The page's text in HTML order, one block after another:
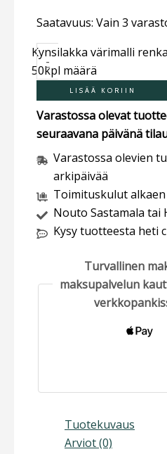
Saatavuus: Vain 3
-
Kynsilakka värimalli
50kpl määrä
LISÄÄ KORIIN
Varastossa olevat
seuraavana päivänä
Varastossa olevien
arkipäivää
Toimituskulut alkaen
Nouto Sastamala tai
Kysy tuotteesta heti
Turvallinen
maksupalvelun
Tuotekuvaus
Arviot (0)